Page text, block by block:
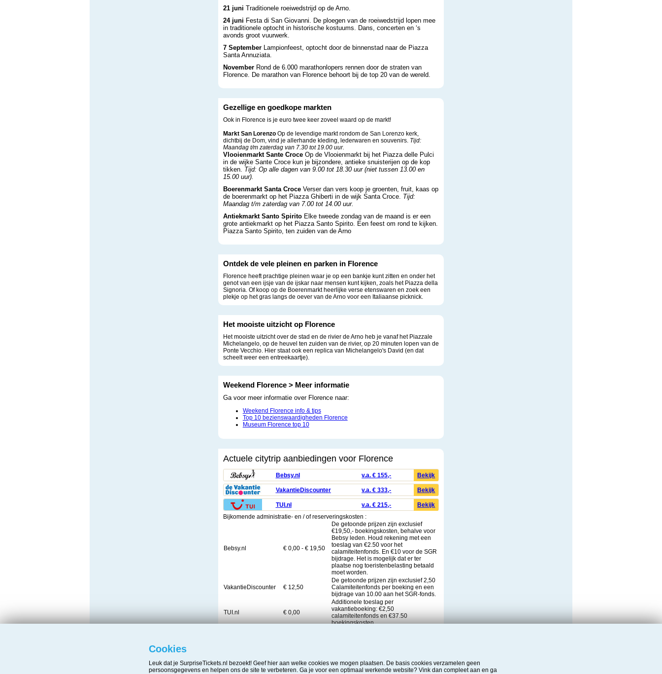
21 juni Traditionele roeiwedstrijd op de Arno.
24 juni Festa di San Giovanni. De ploegen van de roeiwedstrijd lopen mee
in traditionele optocht in historische kostuums. Dans, concerten en ‘s
avonds groot vuurwerk.
7 September Lampionfeest, optocht door de binnenstad naar de Piazza
Santa Annuziata.
November Rond de 6.000 marathonlopers rennen door de straten van
Florence. De marathon van Florence behoort bij de top 20 van de wereld.
Gezellige en goedkope markten
Ook in Florence is je euro twee keer zoveel waard op de markt!
Markt San LorenzoOp de levendige markt rondom de San Lorenzo kerk,
dichtbij de Dom, vind je allerhande kleding, lederwaren en souvenirs. Tijd:
Maandag t/m zaterdag van 7.30 tot 19.00 uur.
Vlooienmarkt Sante CroceOp de Vlooienmarkt bij het Piazza delle Pulci
in de wijke Sante Croce kun je bijzondere, antieke snuisterijen op de kop
tikken. Tijd: Op alle dagen van 9.00 tot 18.30 uur (niet tussen 13.00 en
15.00 uur).
Boerenmarkt Santa Croce Verser dan vers koop je groenten, fruit, kaas op
de boerenmarkt op het Piazza Ghiberti in de wijk Santa Croce. Tijd:
Maandag t/m zaterdag van 7.00 tot 14.00 uur.
Antiekmarkt Santo SpiritoElke tweede zondag van de maand is er een
grote antiekmarkt op het Piazza Santo Spirito. Een feest om rond te kijken.
Piazza Santo Spirito, ten zuiden van de Arno
Ontdek de vele pleinen en parken in Florence
Florence heeft prachtige pleinen waar je op een bankje kunt zitten en onder het
genot van een ijsje van de ijskar naar mensen kunt kijken, zoals het Piazza della
Signoria. Of koop op de Boerenmarkt heerlijke verse etenswaren en zoek een
plekje op het gras langs de oever van de Arno voor een Italiaanse picknick.
Het mooiste uitzicht op Florence
Het mooiste uitzicht over de stad en de rivier de Arno heb je vanaf het Piazzale
Michelangelo, op de heuvel ten zuiden van de rivier, op 20 minuten lopen van de
Ponte Vecchio. Hier staat ook een replica van Michelangelo's David (en dat
scheelt weer een entreekaartje).
Weekend Florence > Meer informatie
Ga voor meer informatie over Florence naar:
Weekend Florence info & tips
Top 10 bezienswaardigheden Florence
Museum Florence top 10
Actuele citytrip aanbiedingen voor Florence
Bebsy.nl v.a. € 155,- Bekijk
VakantieDiscounter v.a. € 333,- Bekijk
TUI.nl v.a. € 215,-
Bekijk
Bijkomende administratie- en / of reserveringskosten :
Bebsy.nl € 0,00 - € 19,50
De getoonde prijzen zijn exclusief
€19,50,- boekingskosten, behalve voor
Bebsy leden. Houd rekening met een
toeslag van €2.50 voor het
calamiteitenfonds. En €10 voor de SGR
bijdrage. Het is mogelijk dat er ter
plaatse nog toeristenbelasting betaald
moet worden.
VakantieDiscounter € 12,50
De getoonde prijzen zijn exclusief 2,50
Calamiteitenfonds per boeking en een
bijdrage van 10.00 aan het SGR-fonds.
TUI.nl € 0,00
Additionele toeslag per
vakantieboeking: €2,50
calamiteitenfonds en €37.50
boekingskosten.
Deze toeslagen zijn het laatste nagekeken op 03 juni 2026
Cookies
Leuk dat je SurpriseTickets.nl bezoekt! Geef hier aan welke cookies we mogen plaatsen. De basis cookies verzamelen geen
persoonsgegevens en helpen ons de site te verbeteren. Ga je voor een optimaal werkende website? Vink dan compleet aan en ga